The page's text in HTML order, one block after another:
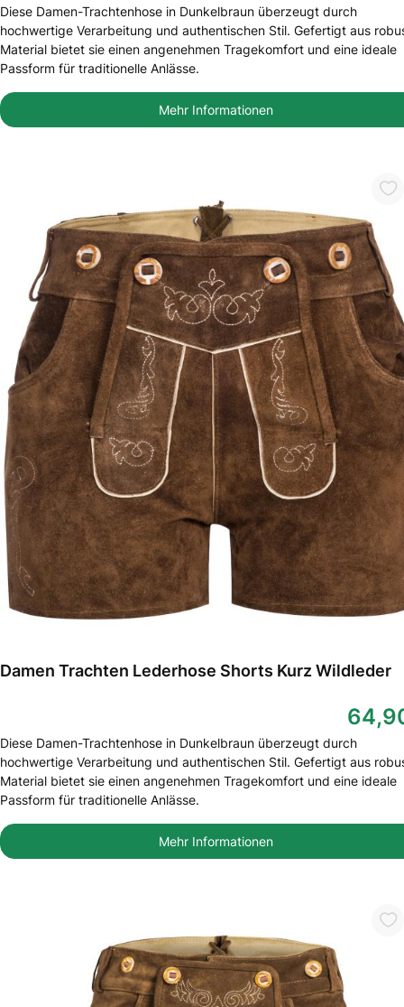
Diese Damen-Trachtenhose in Dunkelbraun überzeugt durch
hochwertige Verarbeitung und authentischen Stil. Gefertigt aus
Material bietet sie einen angenehmen Tragekomfort und eine ideale
Passform für traditionelle Anlässe.
Mehr Informationen
Damen Trachten Lederhose Shorts Kurz Wildleder
Diese Damen-Trachtenhose in Dunkelbraun überzeugt durch
hochwertige Verarbeitung und authentischen Stil. Gefertigt aus
Material bietet sie einen angenehmen Tragekomfort und eine ideale
Passform für traditionelle Anlässe.
Mehr Informationen